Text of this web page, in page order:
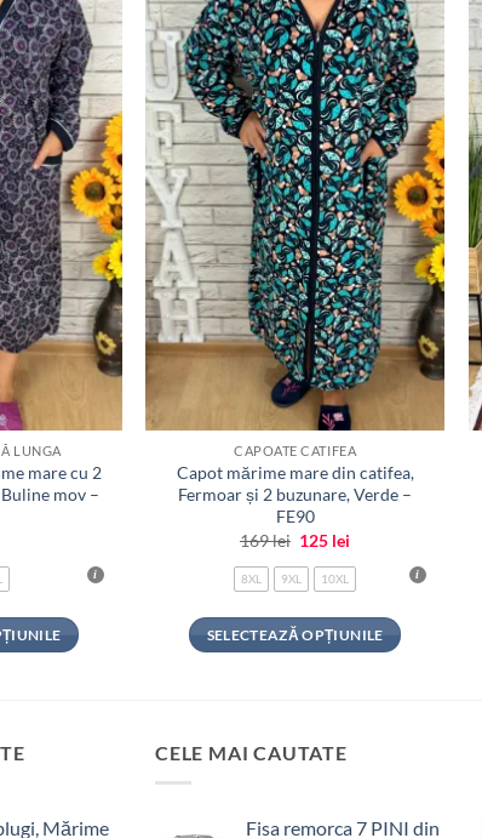
Adauga
la
favorite
LUNGA
mare cu 2
mov –
Adauga
la
favorite
CAPOATE CATIFEA
Capot mărime mare din catifea,
Fermoar și 2 buzunare, Verde –
FE90
169lei Prețul
a
fost:
125 lei
este:
125 lei.
8XL 9XL 10XL
SELECTEAZĂ OPȚIUNILE
mai
Opțiunile
Mărime
CELE MAI CAUTATE
Fisa remorca 7 PINI din